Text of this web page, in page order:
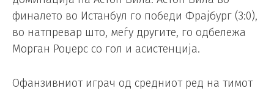
финалето во Истанбул го победи Фрајбург (3:0),
во натпревар што, меѓу другите, го одбележа
Морган Роџерс со гол и асистенција.
Офанзивниот играч од средниот ред на тимот